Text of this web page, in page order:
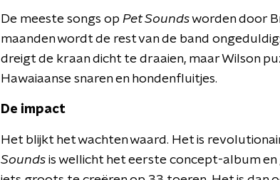
De meeste songs op Pet Soundsworden door
maanden wordt de rest van de band
dreigt de kraan dicht te draaien, maar Wilson
Hawaiaanse snaren en hondenfluitjes.
De impact
Het blijkt het wachten waard. Het is
Sounds is wellicht het eerste concept-album